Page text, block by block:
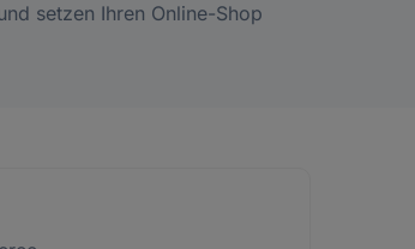
setzen Ihren Online-Shop